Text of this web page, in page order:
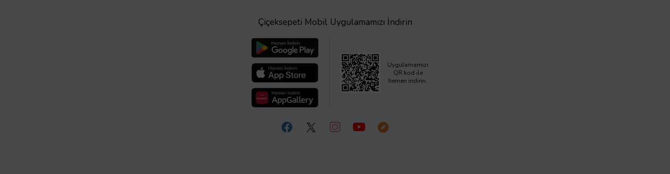
Çiçeksepeti Mobil Uygulamamızı İndirin
Uygulamamızı
QR kod ile
hemen indirin.